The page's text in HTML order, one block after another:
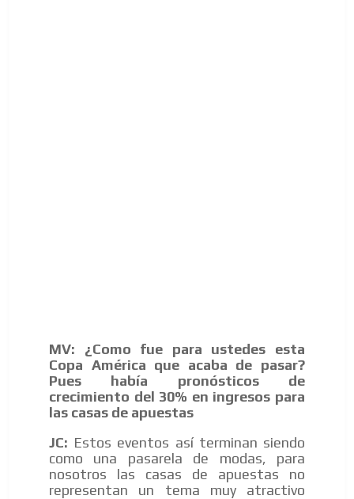
MV: ¿Como fue para ustedes esta
Copa América que acaba de pasar?
Pues había pronósticos de
crecimiento del 30% en ingresos para
las casas de apuestas
JC: Estos eventos así terminan siendo
como una pasarela de modas, para
nosotros las casas de apuestas no
representan un tema muy atractivo